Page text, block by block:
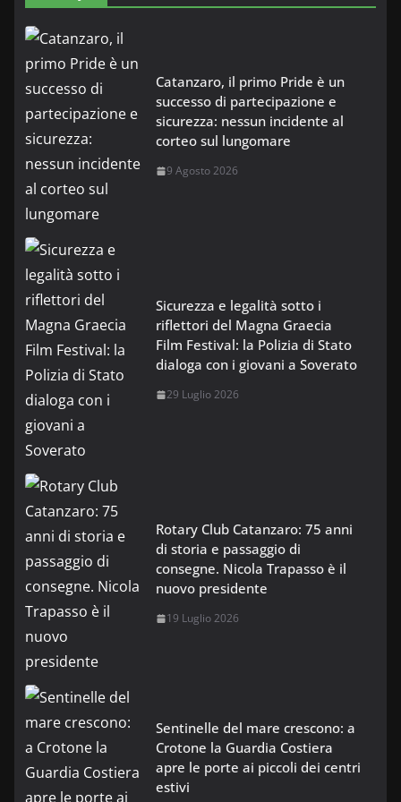
Catanzaro, il primo Pride è un
successo di partecipazione e
sicurezza: nessun incidente al
corteo sul lungomare
9 Agosto 2026
Sicurezza e legalità sotto i
riflettori del Magna Graecia
Film Festival: la Polizia di Stato
dialoga con i giovani a Soverato
29 Luglio 2026
Rotary Club Catanzaro: 75 anni
di storia e passaggio di
consegne. Nicola Trapasso è il
nuovo presidente
19 Luglio 2026
Sentinelle del mare crescono: a
Crotone la Guardia Costiera
apre le porte ai piccoli dei centri
estivi